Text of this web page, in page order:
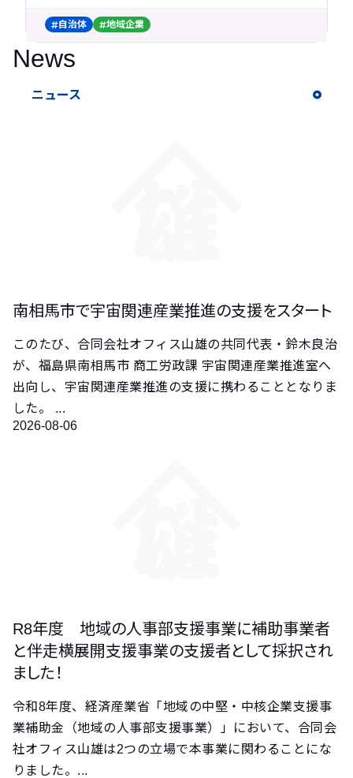
自治体 地域企業
News
ニュース
南相馬市で宇宙関連産業推進の支援をスタート
このたび、合同会社オフィス山雄の共同代表・鈴木良治
が、福島県南相馬市 商工労政課 宇宙関連産業推進室へ
出向し、宇宙関連産業推進の支援に携わることとなりま
した。 ...
2026-08-06
R8年度 地域の人事部支援事業に補助事業者
と伴走横展開支援事業の支援者として採択され
ました！
令和8年度、経済産業省「地域の中堅・中核企業支援事
業補助金（地域の人事部支援事業）」において、合同会
社オフィス山雄は2つの立場で本事業に関わることにな
りました。...